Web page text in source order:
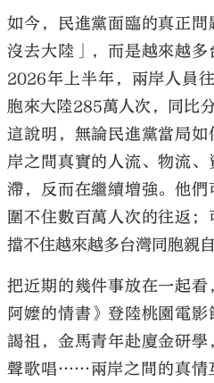
如今，民進黨面臨的真正
沒去大陸」，而是越來越多
2026年上半年，兩岸人員
胞來大陸285萬人次，同比
這說明，無論民進黨當局
岸之間真實的人流、物流
滯，反而在繼續增強。他
圍不住數百萬人次的往返
擋不住越來越多台灣同胞親
把近期的幾件事放在一起
阿嬤的情書》登陸桃園電
謁祖，金馬青年赴廈金研
聲歌唱……兩岸之間的真情